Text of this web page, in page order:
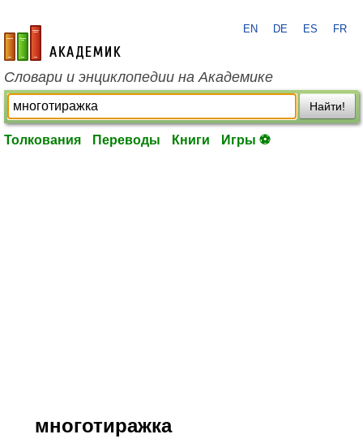
academic.ru
EN DE ES FR
Словари и энциклопедии на Академике
Найти!
Толкования Переводы Книги Игры ⚽
многотиражка